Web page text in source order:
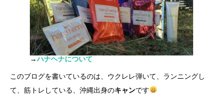
→ハナヘナについて
このブログを書いているのは、ウクレレ弾いて、ランニングし
て、筋トレしている、沖縄出身のキャンです